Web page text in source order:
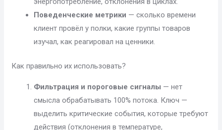
Поведенческие метрики — сколько времени
клиент провёл у полки, какие группы товаров
изучал, как реагировал на ценники.
Как правильно их использовать?
Фильтрация и пороговые сигналы — нет
смысла обрабатывать 100% потока. Ключ —
выделить критические события, которые требуют
действия (отклонения в температуре,